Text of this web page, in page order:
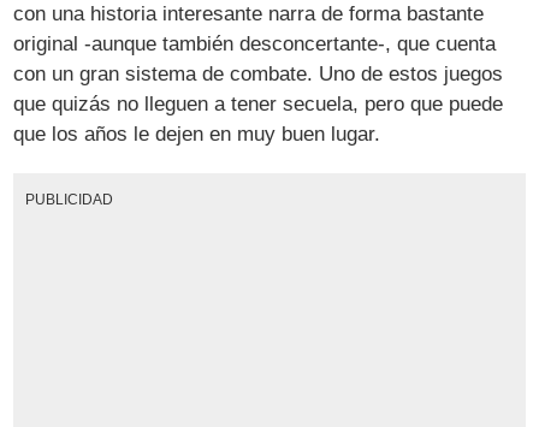
con una historia interesante narra de forma bastante
original -aunque también desconcertante-, que cuenta
con un gran sistema de combate. Uno de estos juegos
que quizás no lleguen a tener secuela, pero que puede
que los años le dejen en muy buen lugar.
PUBLICIDAD